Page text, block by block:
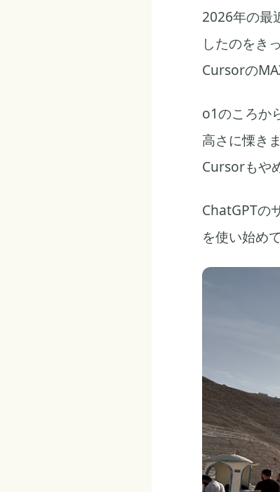
2026年の最
したのをき
Cursorの
o1のころか
高さに慄き
Cursorもや
ChatGPTの
を使い始め